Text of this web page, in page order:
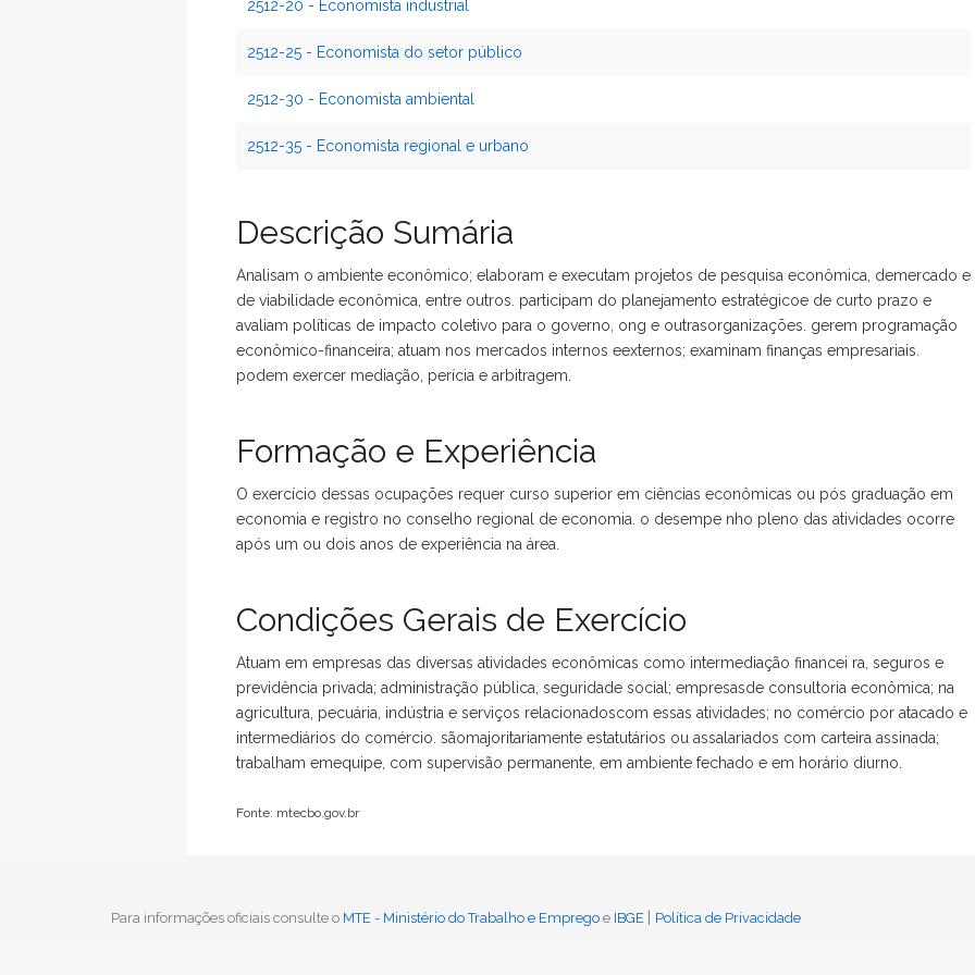
2512-20 - Economista industrial
2512-25 - Economista do setor público
2512-30 - Economista ambiental
2512-35 - Economista regional e urbano
Descrição Sumária
Analisam o ambiente econômico; elaboram e executam projetos de pesquisa econômica, demercado e
de viabilidade econômica, entre outros. participam do planejamento estratégicoe de curto prazo e
avaliam políticas de impacto coletivo para o governo, ong e outrasorganizações. gerem programação
econômico-financeira; atuam nos mercados internos eexternos; examinam finanças empresariais.
podem exercer mediação, perícia e arbitragem.
Formação e Experiência
O exercício dessas ocupações requer curso superior em ciências econômicas ou pós graduação em
economia e registro no conselho regional de economia. o desempe nho pleno das atividades ocorre
após um ou dois anos de experiência na área.
Condições Gerais de Exercício
Atuam em empresas das diversas atividades econômicas como intermediação financei ra, seguros e
previdência privada; administração pública, seguridade social; empresasde consultoria econômica; na
agricultura, pecuária, indústria e serviços relacionadoscom essas atividades; no comércio por atacado e
intermediários do comércio. sãomajoritariamente estatutários ou assalariados com carteira assinada;
trabalham emequipe, com supervisão permanente, em ambiente fechado e em horário diurno.
Fonte: mtecbo.gov.br
Para informações oficiais consulte o MTE - Ministério do Trabalho e Emprego e IBGE | Política de Privacidade